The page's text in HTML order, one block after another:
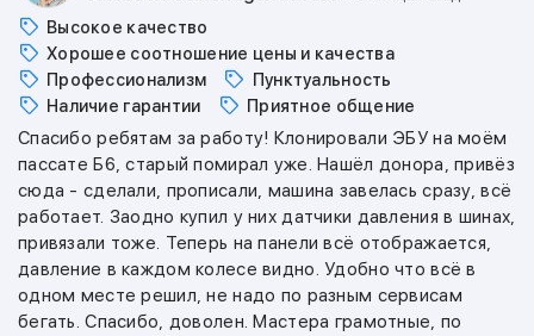
Высокое качество
Хорошее соотношение цены и качества
Профессионализм
Пунктуальность
Наличие гарантии
Приятное общение
Спасибо ребятам за работу! Клонировали ЭБУ на моём
пассате Б6, старый помирал уже. Нашёл донора, привёз
сюда - сделали, прописали, машина завелась сразу, всё
работает. Заодно купил у них датчики давления в шинах,
привязали тоже. Теперь на панели всё отображается,
давление в каждом колесе видно. Удобно что всё в
одном месте решил, не надо по разным сервисам
бегать. Спасибо, доволен. Мастера грамотные, по